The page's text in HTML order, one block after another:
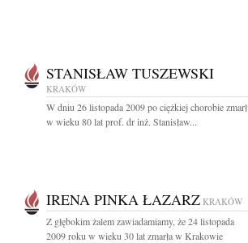
STANISŁAW TUSZEWSKI
KRAKÓW
W dniu 26 listopada 2009 po ciężkiej chorobie zmarł
w wieku 80 lat prof. dr inż. Stanisław...
IRENA PINKA ŁAZARZ KRAKÓW
Z głębokim żalem zawiadamiamy, że 24 listopada
2009 roku w wieku 30 lat zmarła w Krakowie